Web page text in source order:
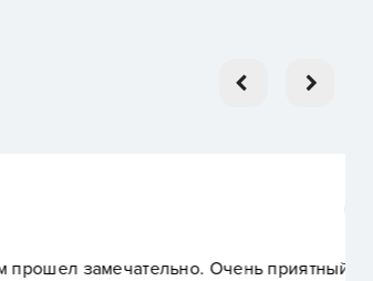
Очень приятный